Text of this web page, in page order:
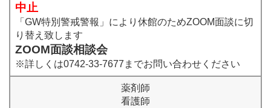
中止
「GW特別警戒警報」により休館のためZOOM面談に切
り替え致します
ZOOM面談相談会
※詳しくは0742-33-7677までお問い合わせください
薬剤師
看護師